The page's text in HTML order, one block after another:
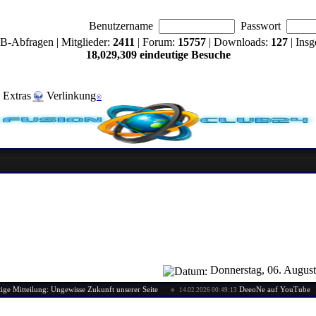
Benutzername
Passwort
Abfragen | Mitglieder: 2411 | Forum: 15757 | Downloads: 127 |
18,029,309 eindeutige Besuche
Extras Verlinkung©
Donnerstag, 06.
Ungewisse Zukunft unserer Seite 14.02.2026 00:49:13DeeoNe auf YouTube